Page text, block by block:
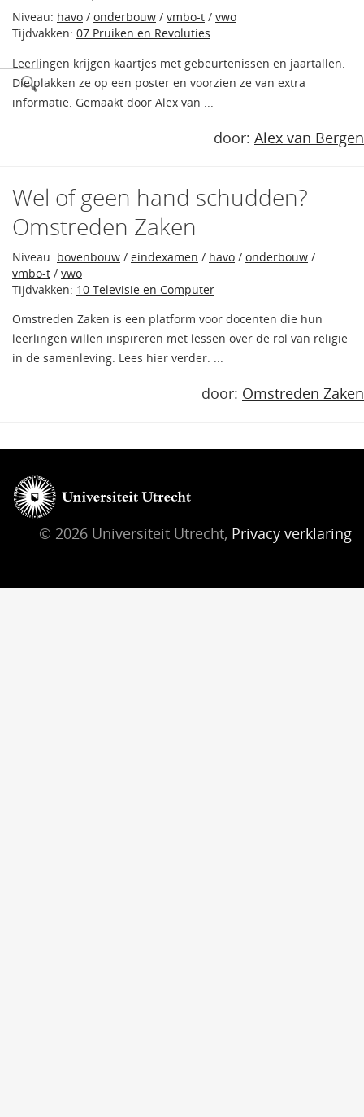
Niveau: havo / onderbouw / vmbo-t / vwo
Tijdvakken: 07 Pruiken en Revoluties
Leerlingen krijgen kaartjes met gebeurtenissen en jaartallen.
Die plakken ze op een poster en voorzien ze van extra
informatie. Gemaakt door Alex van ...
door: Alex van Bergen
Wel of geen hand schudden?
Omstreden Zaken
Niveau: bovenbouw / eindexamen / havo / onderbouw /
vmbo-t / vwo
Tijdvakken: 10 Televisie en Computer
Omstreden Zaken is een platform voor docenten die hun
leerlingen willen inspireren met lessen over de rol van religie
in de samenleving. Lees hier verder: ...
door: Omstreden Zaken
© 2026 Universiteit Utrecht, Privacy verklaring